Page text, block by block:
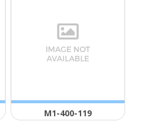
Μ1-400-119